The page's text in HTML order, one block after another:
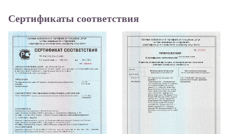
Сертификаты соответствия